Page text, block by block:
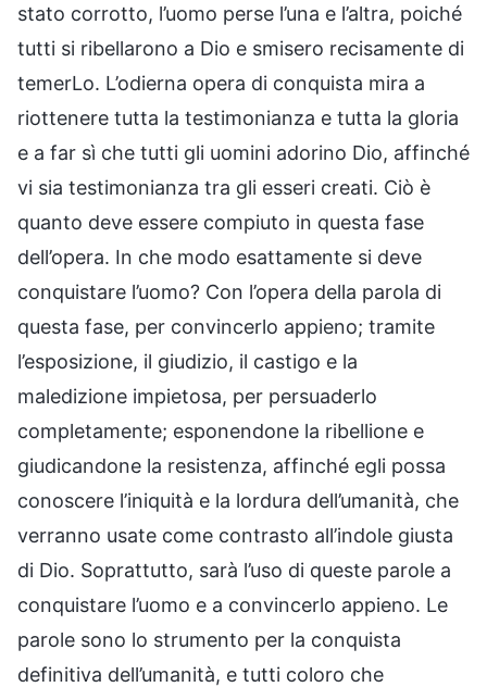
stato corrotto, l’uomo perse l’una e l’altra, poiché
tutti si ribellarono a Dio e smisero recisamente di
temerLo. L’odierna opera di conquista mira a
riottenere tutta la testimonianza e tutta la gloria
e a far sì che tutti gli uomini adorino Dio, affinché
vi sia testimonianza tra gli esseri creati. Ciò è
quanto deve essere compiuto in questa fase
dell’opera. In che modo esattamente si deve
conquistare l’uomo? Con l’opera della parola di
questa fase, per convincerlo appieno; tramite
l’esposizione, il giudizio, il castigo e la
maledizione impietosa, per persuaderlo
completamente; esponendone la ribellione e
giudicandone la resistenza, affinché egli possa
conoscere l’iniquità e la lordura dell’umanità, che
verranno usate come contrasto all’indole giusta
di Dio. Soprattutto, sarà l’uso di queste parole a
conquistare l’uomo e a convincerlo appieno. Le
parole sono lo strumento per la conquista
definitiva dell’umanità, e tutti coloro che